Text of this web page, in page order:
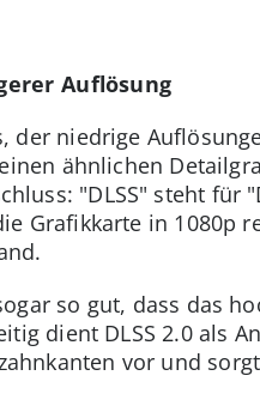
Auflösung
der niedrige
ähnlichen
"DLSS" steht für
Grafikkarte in 1080p
so gut, dass das
dient DLSS 2.0 als
vor und